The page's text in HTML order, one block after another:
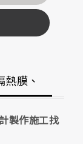
膜、
製作施工找